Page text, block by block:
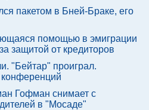
пакетом в Бней-Браке, его
помощью в эмиграции
защитой от кредиторов
"Бейтар" проиграл.
конференций
Гофман снимает с
в "Мосаде"